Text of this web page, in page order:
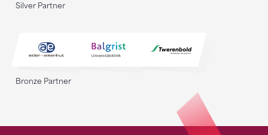
Silver Partner
Bronze Partner